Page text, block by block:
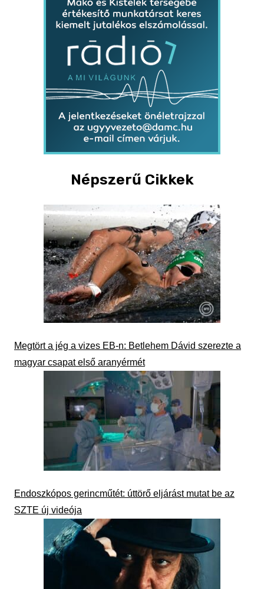
Népszerű Cikkek
Megtört a jég a vizes EB-n: Betlehem Dávid szerezte a
magyar csapat első aranyérmét
Endoszkópos gerincműtét: úttörő eljárást mutat be az
SZTE új videója